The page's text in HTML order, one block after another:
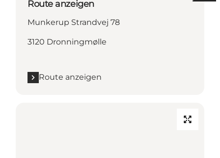
Route anzeigen
Munkerup Strandvej 78
3120 Dronningmølle
Route anzeigen